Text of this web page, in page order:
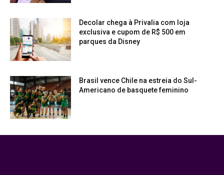
Decolar chega à Privalia com loja
exclusiva e cupom de R$ 500 em
parques da Disney
Brasil vence Chile na estreia do Sul-
Americano de basquete feminino